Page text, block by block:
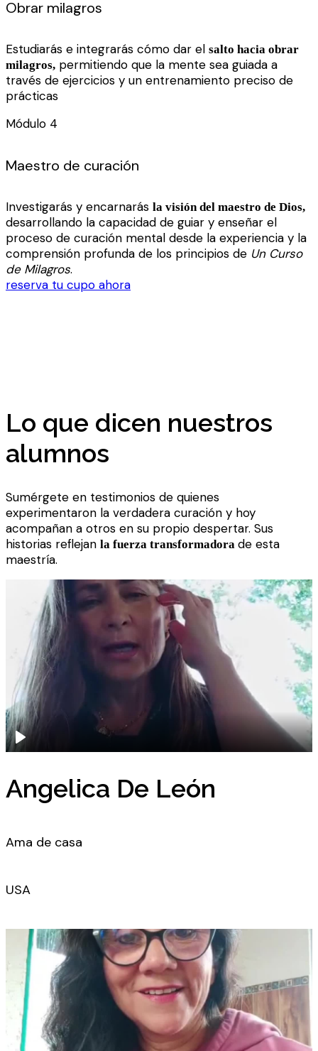
Obrar milagros
Estudiarás e integrarás cómo dar el salto hacia obrar
milagros, permitiendo que la mente sea guiada a
través de ejercicios y un entrenamiento preciso de
prácticas
Módulo 4
Maestro de curación
Investigarás y encarnarás la visión del maestro de Dios,
desarrollando la capacidad de guiar y enseñar el
proceso de curación mental desde la experiencia y la
comprensión profunda de los principios de Un Curso
de Milagros.
reserva tu cupo ahora
Lo que dicen nuestros
alumnos
Sumérgete en testimonios de quienes
experimentaron la verdadera curación y hoy
acompañan a otros en su propio despertar. Sus
historias reflejan la fuerza transformadora de esta
maestría.
Angelica De León
Ama de casa
USA